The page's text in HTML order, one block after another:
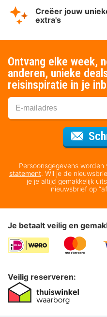
Creëer jouw
extra's
Ontvang elke week,
anderen, unieke
reisinspiratie in je
Persoonsgegevens
statement. Wil je de
je je altijd gemakkelijk
nieuwsbrief op
Je betaalt veilig en
Veilig reserveren: